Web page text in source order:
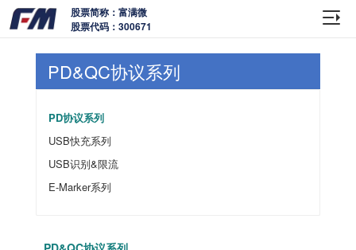
股票简称：富满微
股票代码：300671
PD&QC协议系列
PD协议系列
USB快充系列
USB识别&限流
E-Marker系列